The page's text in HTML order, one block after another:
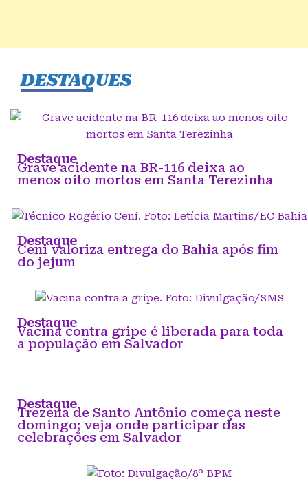
DESTAQUES
Destaque
Grave acidente na BR-116 deixa ao
menos oito mortos em Santa Terezinha
Destaque
Ceni valoriza entrega do Bahia após fim
do jejum
Destaque
Vacina contra gripe é liberada para toda
a população em Salvador
Destaque
Trezena de Santo Antônio começa neste
domingo; veja onde participar das
celebrações em Salvador